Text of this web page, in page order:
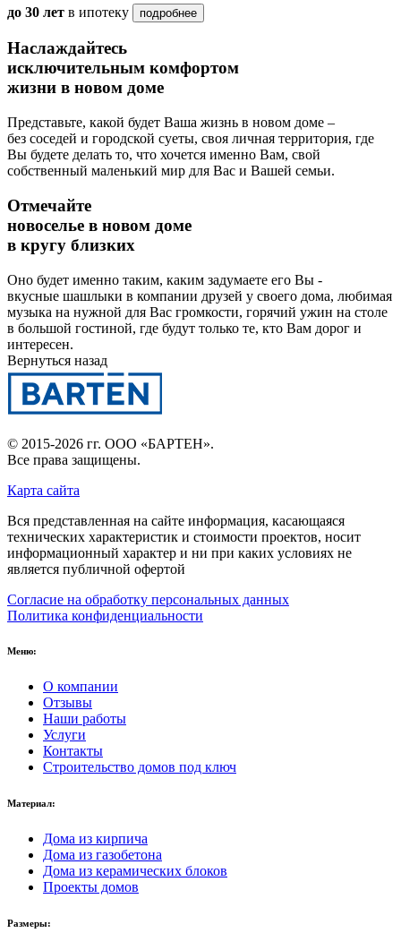
до 30 лет в ипотеку подробнее
Наслаждайтесь
исключительным комфортом
жизни в новом доме
Представьте, какой будет Ваша жизнь в новом доме –
без соседей и городской суеты, своя личная территория, где
Вы будете делать то, что хочется именно Вам, свой
собственный маленький мир для Вас и Вашей семьи.
Отмечайте
новоселье в новом доме
в кругу близких
Оно будет именно таким, каким задумаете его Вы -
вкусные шашлыки в компании друзей у своего дома, любимая
музыка на нужной для Вас громкости, горячий ужин на столе
в большой гостиной, где будут только те, кто Вам дорог и
интересен.
Вернуться назад
© 2015-2026 гг. ООО «БАРТЕН».
Все права защищены.
Карта сайта
Вся представленная на сайте информация, касающаяся
технических характеристик и стоимости проектов, носит
информационный характер и ни при каких условиях не
является публичной офертой
Согласие на обработку персональных данных
Политика конфиденциальности
Меню:
О компании
Отзывы
Наши работы
Услуги
Контакты
Строительство домов под ключ
Материал:
Дома из кирпича
Дома из газобетона
Дома из керамических блоков
Проекты домов
Размеры: